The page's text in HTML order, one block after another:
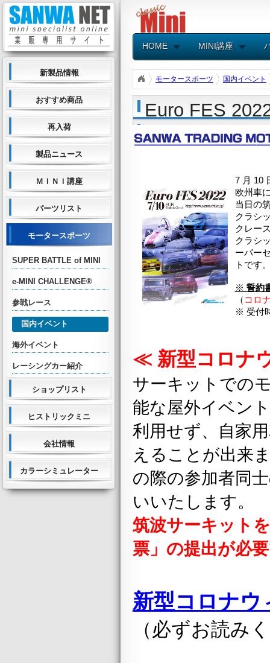
新製品情報
おすすめ商品
再入荷
製品ニュース
ＭＩＮＩ講座
パーツリスト
モータースポーツ
SUPER BATTLE of MINI
e-MINI CHALLENGE®
参戦レース
国内イベント
海外イベント
レーシングカー紹介
ショップリスト
ヒストリックミニ
会社情報
カラーシミュレーター
HOME MINI講座
モータースポーツ 国内イベント
Euro FES
7 月 10
欧州車
当日の
クラシ
クレー
クラシ
ーパー
トです
※ 誓約
（ コロ
※ 受付
≪ 新型コロナ
サーキットでの
能な屋外イベン
利用せず、自家
えることが出来
の際の参加者同
いいたします。
筑波サーキット
票」の提出が必
新型コロナ
（必ずお読み